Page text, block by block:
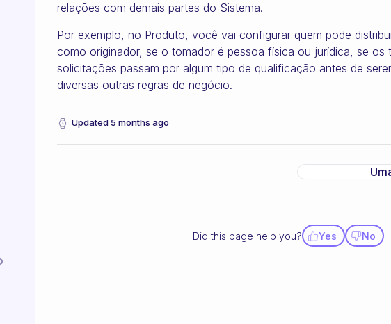
relações com demais partes do Sistema.
Por exemplo, no Produto, você vai configurar quem pode
como originador, se o tomador é pessoa física ou jurídica, se os
solicitações passam por algum tipo de qualificação antes de
diversas outras regras de negócio.
Updated5 months ago
Did this page help you? Yes No